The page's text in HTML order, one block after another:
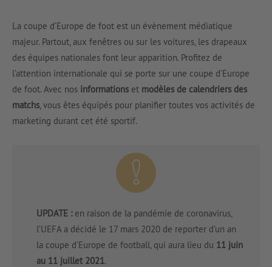
La coupe d’Europe de foot est un évènement médiatique
majeur. Partout, aux fenêtres ou sur les voitures, les drapeaux
des équipes nationales font leur apparition. Profitez de
l’attention internationale qui se porte sur une coupe d’Europe
de foot. Avec nos informations et modèles de calendriers des
matchs , vous êtes équipés pour planifier toutes vos activités de
marketing durant cet été sportif.
UPDATE :en raison de la pandémie de coronavirus,
l’UEFA a décidé le 17 mars 2020 de reporter d’un an
la coupe d’Europe de football, qui aura lieu du 11 juin
au 11 juillet 2021.